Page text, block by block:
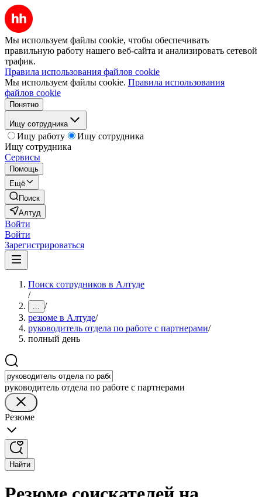
Мы используем файлы cookie, чтобы обеспечивать
правильную работу нашего веб-сайта и анализировать сетевой
трафик.
Правила использования файлов cookie
Мы используем файлы cookie. Правила использования
файлов cookie
Понятно
Ищу сотрудника
Ищу работу
Ищу сотрудника
Ищу сотрудника
Сервисы
Помощь
Ещё
Поиск
Алтуд
Войти
Войти
Зарегистрироваться
Поиск сотрудников в Алтуде
/
... /
резюме в Алтуде/
руководитель отдела по работе с партнерами/
полный день
руководитель отдела по работе с партнерами
Резюме
Найти